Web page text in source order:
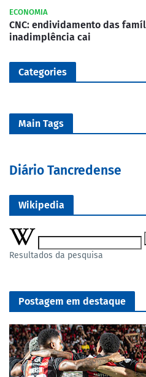
ECONOMIA
CNC: endividamento das
inadimplência cai
Categories
Main Tags
Diário Tancredense
Wikipedia
Resultados da pesquisa
Postagem em destaque